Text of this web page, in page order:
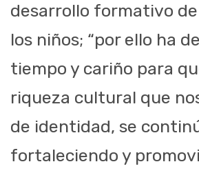
desarrollo formativo de
los niños; “por ello ha
tiempo y cariño para
riqueza cultural que
de identidad, se
fortaleciendo y